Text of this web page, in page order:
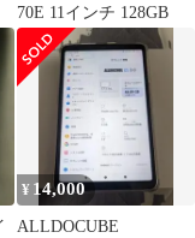
70E 11インチ 128GB
¥ 14,000
ALLDOCUBE